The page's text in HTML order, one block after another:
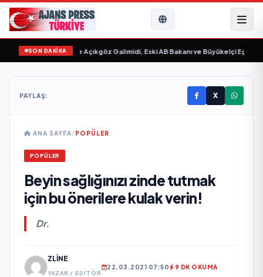
SON DAKİKA
• Ali Emre Açıkgöz Galimidi, Eski AB Bakanı ve Büyükelçi Egemen
PAYLAŞ: X
ANA SAYFA/POPÜLER
POPÜLER
Beyin sağlığınızı zinde tutmak
için bu önerilere kulak verin!
Dr.
ZLINE
YAZAR / EDITÖR
22.03.2021 07:50 9 DK OKUMA